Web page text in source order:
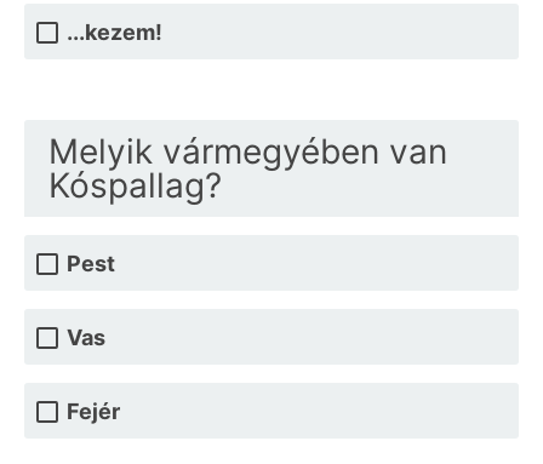
...kezem!
Melyik vármegyében van
Kóspallag?
Pest
Vas
Fejér